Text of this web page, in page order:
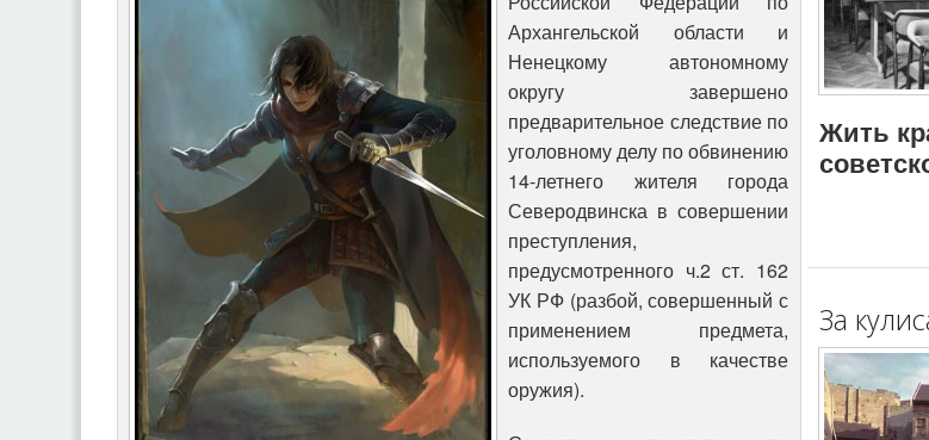
Архангельской области и
Ненецкому автономному
округу завершено
предварительное следствие по
уголовному делу по обвинению
14-летнего жителя города
Северодвинска в совершении
преступления,
предусмотренного ч.2 ст. 162
УК РФ (разбой, совершенный с
применением предмета,
используемого в качестве
оружия).
Жить
За